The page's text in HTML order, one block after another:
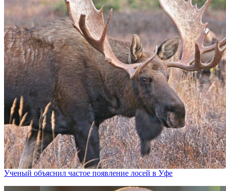
Ученый объяснил частое появление лосей в Уфе